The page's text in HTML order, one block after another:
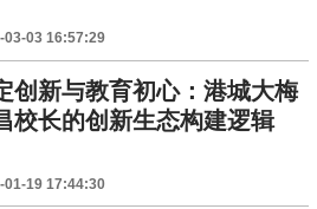
03-03 16:57:29
创新与教育初心：港城大梅
校长的创新生态构建逻辑
01-19 17:44:30